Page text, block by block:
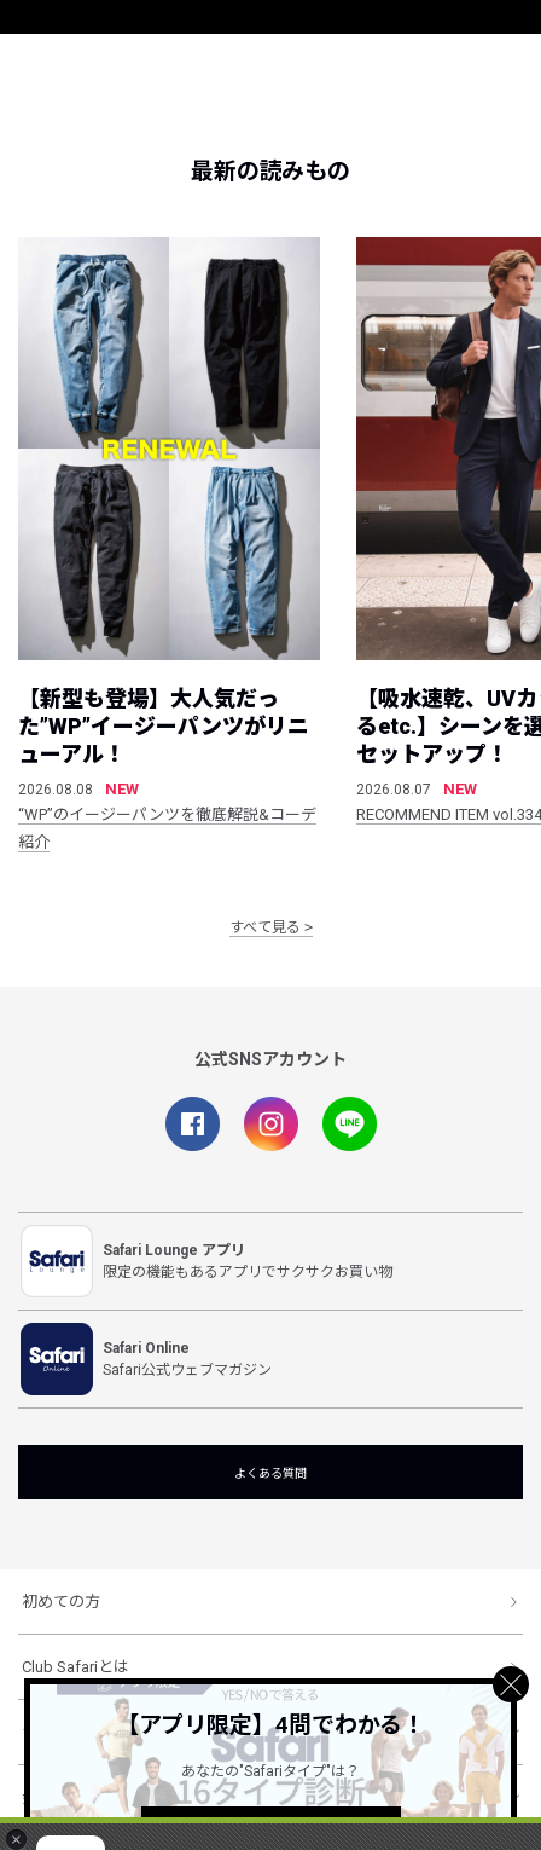
×
最新の読みもの
【新型も登場】大人気だっ
た”WP”イージーパンツがリニ
ューアル！
2026.08.08
NEW
“WP”のイージーパンツを徹底解説&コーデ
紹介
【吸水速乾、UV
るetc.】シーンを
セットアップ！
2026.08.07
NEW
RECOMMEND ITEM vol.334
すべて見る
公式SNSアカウント
Safari Lounge アプリ
限定の機能もあるアプリでサクサクお買い物
Safari Online
Safari公式ウェブマガジン
よくある質問
初めての方
Club Safariとは
ショッピングガイド
会社概要・規約
【アプリ限定】4問でわかる！
あなたの"Safariタイプ"は？
詳しくはこちら ＞